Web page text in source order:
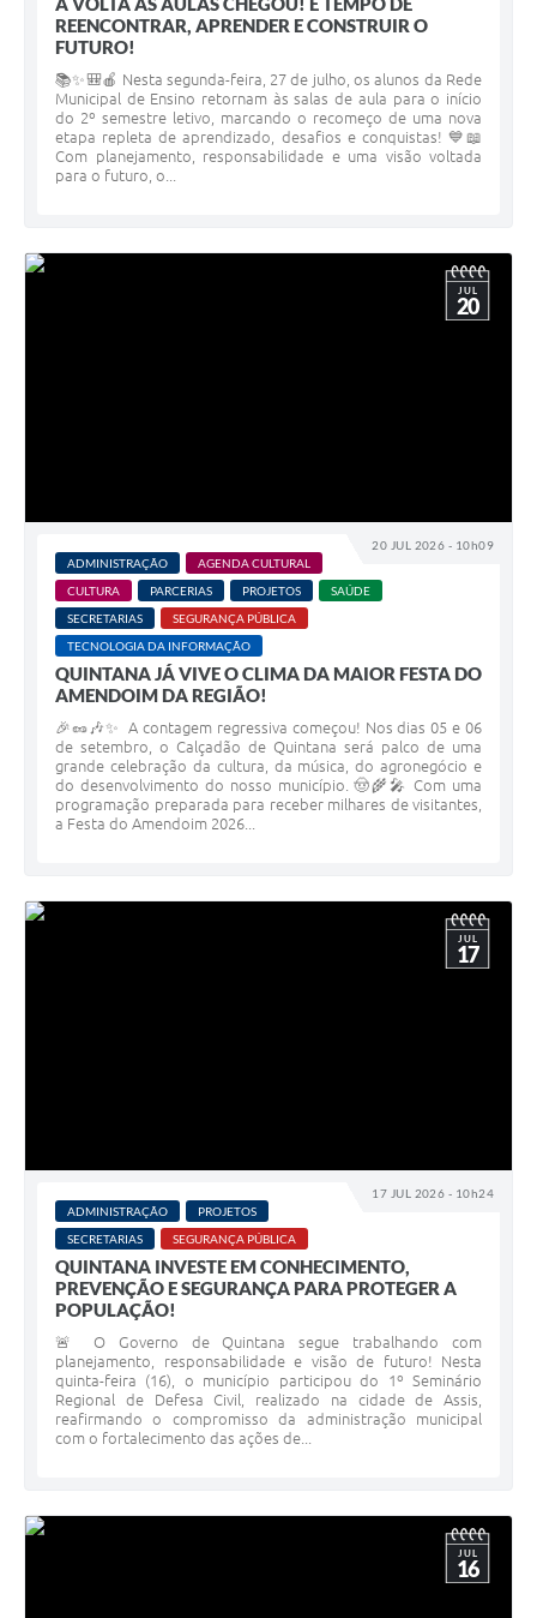
REENCONTRAR, APRENDER E CONSTRUIR O
FUTURO!
📚✨🎒🍎 Nesta segunda-feira, 27 de julho, os alunos da Rede
Municipal de Ensino retornam às salas de aula para o início
do 2º semestre letivo, marcando o recomeço de uma nova
etapa repleta de aprendizado, desafios e conquistas! 💙📖
Com planejamento, responsabilidade e uma visão voltada
para o futuro, o...
20 JUL 2026 - 10h09
JUL
20
ADMINISTRAÇÃO
AGENDA CULTURAL
CULTURA
PARCERIAS PROJETOS
SAÚDE
SECRETARIAS
SEGURANÇA PÚBLICA
TECNOLOGIA DA INFORMAÇÃO
QUINTANA JÁ VIVE O CLIMA DA MAIOR FESTA DO
AMENDOIM DA REGIÃO!
🎉🥜🎶✨ A contagem regressiva começou! Nos dias 05 e 06
de setembro, o Calçadão de Quintana será palco de uma
grande celebração da cultura, da música, do agronegócio e
do desenvolvimento do nosso município. 🤠🌾🎤 Com uma
programação preparada para receber milhares de visitantes,
a Festa do Amendoim 2026...
17 JUL 2026 - 10h24
JUL
17
ADMINISTRAÇÃO
PROJETOS
SECRETARIAS
SEGURANÇA PÚBLICA
QUINTANA INVESTE EM CONHECIMENTO,
PREVENÇÃO E SEGURANÇA PARA PROTEGER A
POPULAÇÃO!
🚨 O Governo de Quintana segue trabalhando com
planejamento, responsabilidade e visão de futuro! Nesta
quinta-feira (16), o município participou do 1º Seminário
Regional de Defesa Civil, realizado na cidade de Assis,
reafirmando o compromisso da administração municipal
com o fortalecimento das ações de...
JUL
16